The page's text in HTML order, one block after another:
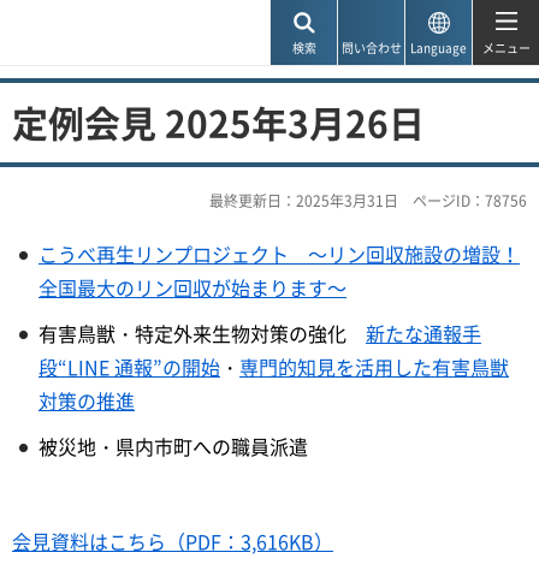
検索 問い合わせ Language メニュー
定例会見 2025年3月26日
最終更新日：2025年3月31日 ページID：78756
こうべ再生リンプロジェクト ～リン回収施設の増設！
全国最大のリン回収が始まります～
有害鳥獣・特定外来生物対策の強化 新たな通報手
段“LINE 通報”の開始 ・ 専門的知見を活用した有害鳥獣
対策の推進
被災地・県内市町への職員派遣
会見資料はこちら（PDF：3,616KB）